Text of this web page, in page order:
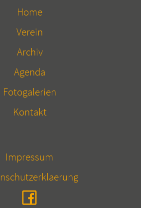
Home
Verein
Archiv
Agenda
Fotogalerien
Kontakt
Impressum